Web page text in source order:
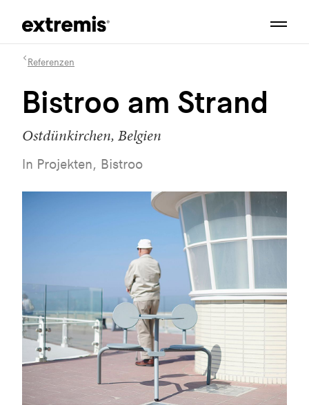
Referenzen
Bistroo am Strand
Ostdünkirchen, Belgien
In Projekten, Bistroo